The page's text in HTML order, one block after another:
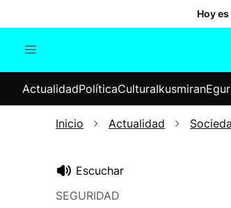
Hoy
Internacional
Elecciones
ActualidadPolíticaCulturaIkusmiran
Inicio Actualidad
Escuchar
SEGURIDAD